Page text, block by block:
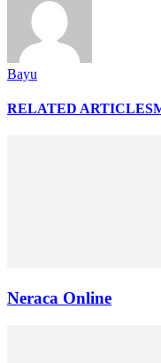
Bayu
RELATED ARTICLES
Neraca Online